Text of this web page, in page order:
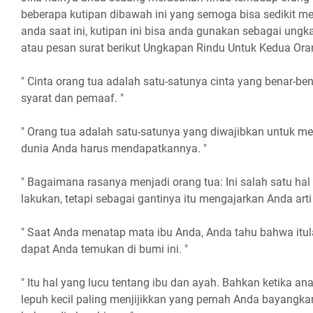
beberapa kutipan dibawah ini yang semoga bisa sedikit
anda saat ini, kutipan ini bisa anda gunakan sebagai
atau pesan surat berikut Ungkapan Rindu Untuk Kedua
" Cinta orang tua adalah satu-satunya cinta yang benar-
syarat dan pemaaf. "
" Orang tua adalah satu-satunya yang diwajibkan untuk
dunia Anda harus mendapatkannya. "
" Bagaimana rasanya menjadi orang tua: Ini salah satu
lakukan, tetapi sebagai gantinya itu mengajarkan Anda
" Saat Anda menatap mata ibu Anda, Anda tahu bahwa
dapat Anda temukan di bumi ini. "
" Itu hal yang lucu tentang ibu dan ayah. Bahkan ketika
lepuh kecil paling menjijikkan yang pernah Anda